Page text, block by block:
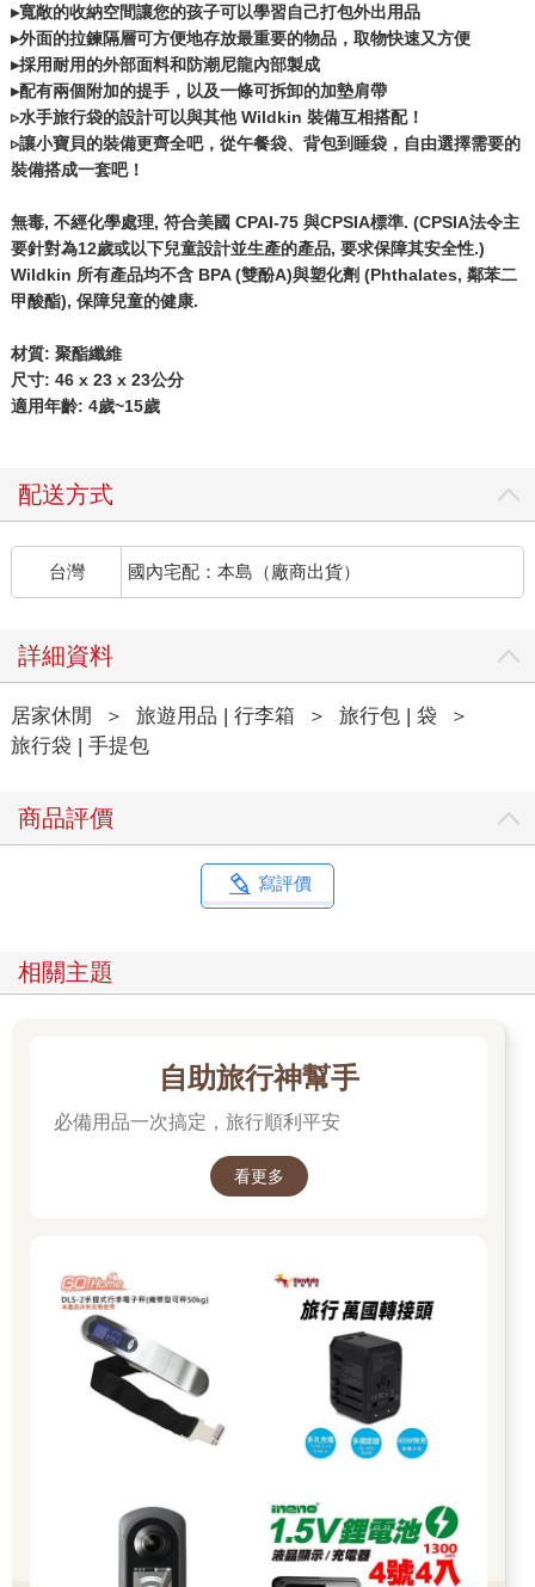
▸寬敞的收納空間讓您的孩子可以學習自己打包外出用品
▸外面的拉鍊隔層可方便地存放最重要的物品，取物快速又方便
▸採用耐用的外部面料和防潮尼龍內部製成
▸配有兩個附加的提手，以及一條可拆卸的加墊肩帶
▹水手旅行袋的設計可以與其他 Wildkin 裝備互相搭配！
▹讓小寶貝的裝備更齊全吧，從午餐袋、背包到睡袋，自由選擇需要的
裝備搭成一套吧！
無毒, 不經化學處理, 符合美國 CPAI-75 與CPSIA標準. (CPSIA法令主
要針對為12歲或以下兒童設計並生產的產品, 要求保障其安全性.)
Wildkin 所有產品均不含 BPA (雙酚A)與塑化劑 (Phthalates, 鄰苯二
甲酸酯), 保障兒童的健康.
材質: 聚酯纖維
尺寸: 46 x 23 x 23公分
適用年齡: 4歲~15歲
配送方式
台灣 國內宅配：本島（廠商出貨）
詳細資料
居家休閒 ＞ 旅遊用品 | 行李箱 ＞ 旅行包 | 袋
＞
旅行袋 | 手提包
商品評價
寫評價
相關主題
自助旅行神幫手
必備用品一次搞定，旅行順利平安
看更多